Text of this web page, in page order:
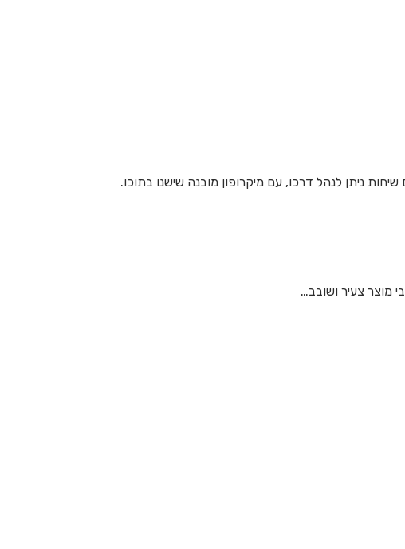
ניתן לנהל דרכו, עם מיקרופון מובנה שישנו בתוכו.
מוצר צעיר ושובב…